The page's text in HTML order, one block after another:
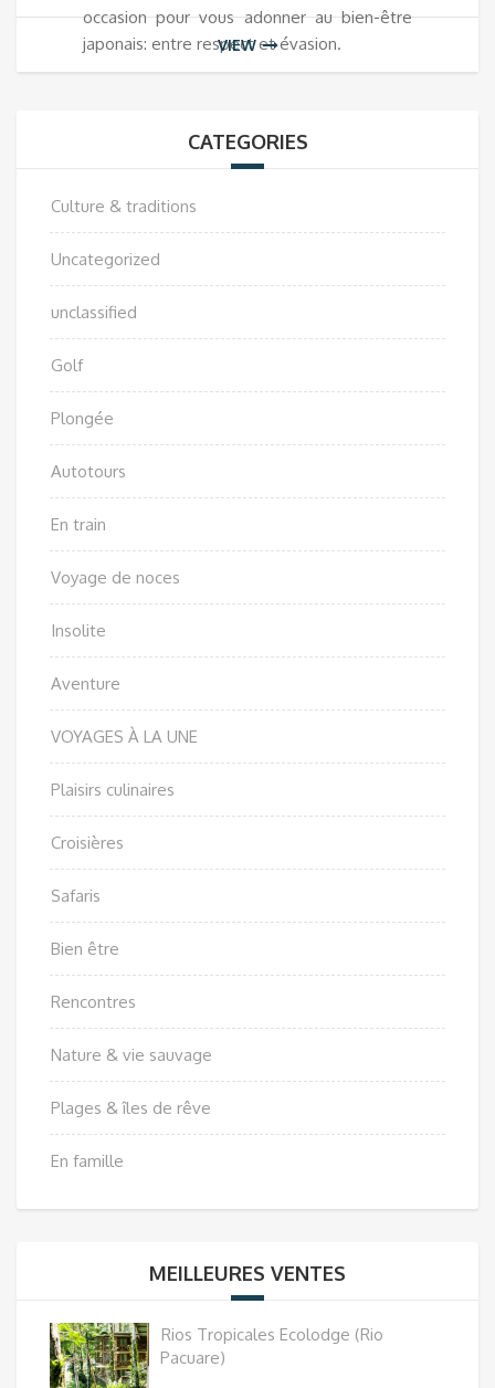
occasion pour vous adonner au bien-être
japonais: entre respect et évasion.
VIEW
CATEGORIES
Culture & traditions
Uncategorized
unclassified
Golf
Plongée
Autotours
En train
Voyage de noces
Insolite
Aventure
VOYAGES À LA UNE
Plaisirs culinaires
Croisières
Safaris
Bien être
Rencontres
Nature & vie sauvage
Plages & îles de rêve
En famille
MEILLEURES VENTES
Rios Tropicales Ecolodge (Rio
Pacuare)